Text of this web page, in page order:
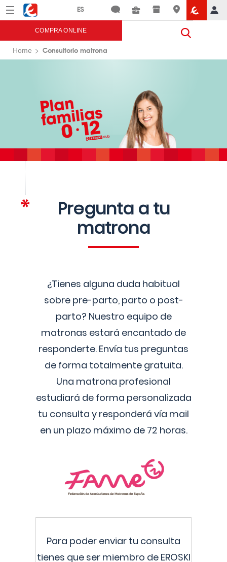
Menú Eroski
COMPRA ONLINE
Home Consultorio matrona
Pregunta a tu
matrona
¿Tienes alguna duda habitual
sobre pre-parto, parto o post-
parto? Nuestro equipo de
matronas estará encantado de
responderte. Envía tus preguntas
de forma totalmente gratuita.
Una matrona profesional
estudiará de forma personalizada
tu consulta y responderá vía mail
en un plazo máximo de 72 horas.
Para poder enviar tu consulta
tienes que ser miembro de EROSKI